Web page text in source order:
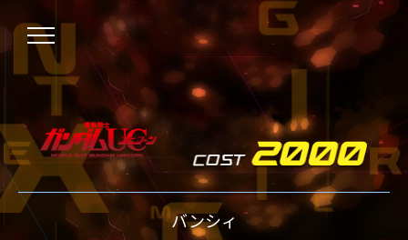
NEWS
ニュース
OVER BOOST
バンシィ